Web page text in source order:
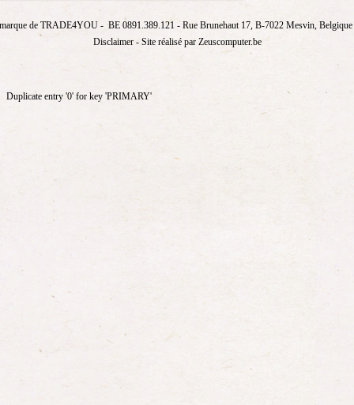
de TRADE4YOU- BE 0891.389.121 - Rue Brunehaut 17, B-7022 Mesvin,
Disclaimer- Site réalisé par Zeuscomputer.be
Duplicate entry '0' for key 'PRIMARY'